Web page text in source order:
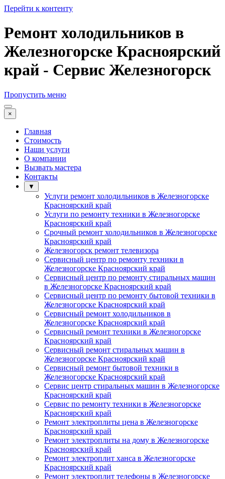
Перейти к контенту
Ремонт холодильников в
Железногорске Красноярский
край - Сервис Железногорск
Пропустить меню
×
Главная
Стоимость
Наши услуги
О компании
Вызвать мастера
Контакты
▼
Услуги ремонт холодильников в Железногорске
Красноярский край
Услуги по ремонту техники в Железногорске
Красноярский край
Срочный ремонт холодильников в Железногорске
Красноярский край
Железногорск ремонт телевизора
Сервисный центр по ремонту техники в
Железногорске Красноярский край
Сервисный центр по ремонту стиральных машин
в Железногорске Красноярский край
Сервисный центр по ремонту бытовой техники в
Железногорске Красноярский край
Сервисный ремонт холодильников в
Железногорске Красноярский край
Сервисный ремонт техники в Железногорске
Красноярский край
Сервисный ремонт стиральных машин в
Железногорске Красноярский край
Сервисный ремонт бытовой техники в
Железногорске Красноярский край
Сервис центр стиральных машин в Железногорске
Красноярский край
Сервис по ремонту техники в Железногорске
Красноярский край
Ремонт электроплиты цена в Железногорске
Красноярский край
Ремонт электроплиты на дому в Железногорске
Красноярский край
Ремонт электроплит ханса в Железногорске
Красноярский край
Ремонт электроплит телефоны в Железногорске